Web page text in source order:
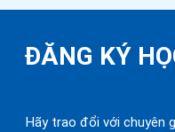
ĐĂNG KÝ
Hãy trao đổi với chuyên